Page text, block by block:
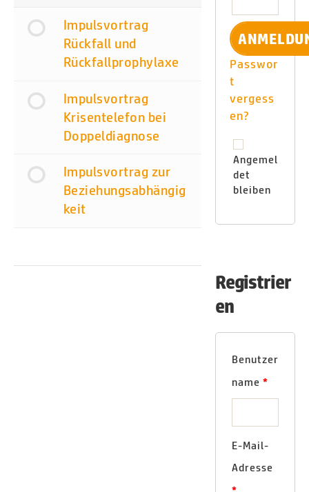
Impulsvortrag
Rückfall und
Rückfallprophylaxe
Impulsvortrag
Krisentelefon bei
Doppeldiagnose
Impulsvortrag zur
Beziehungsabhängig
keit
Passwor
t
vergess
en?
Angemel
det
bleiben
Registrier
en
Benutzer
name *
E-Mail-
Adresse